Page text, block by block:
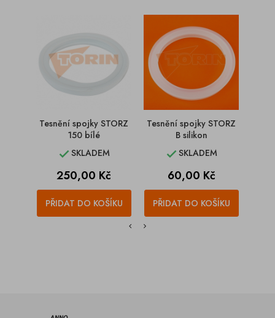
Tesnění spojky STORZ
150 bílé
SKLADEM
Cena
250,00 Kč
PŘIDAT DO KOŠÍKU
Tesnění spojky STORZ
B silikon
SKLADEM
Cena
60,00 Kč
PŘIDAT DO KOŠÍKU